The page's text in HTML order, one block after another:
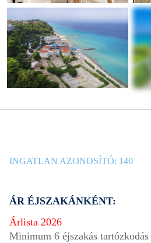
INGATLAN AZONOSÍTÓ: 140
ÁR ÉJSZAKÁNKÉNT:
Árlista 2026
Minimum 6 éjszakás tartózkodás